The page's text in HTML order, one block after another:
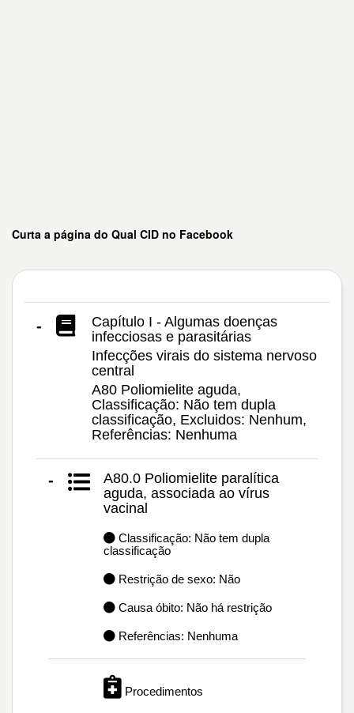
Curta a página do Qual CID no Facebook
-
Capítulo I - Algumas doenças
infecciosas e parasitárias
Infecções virais do sistema nervoso
central
A80 Poliomielite aguda,
Classificação: Não tem dupla
classificação, Excluidos: Nenhum,
Referências: Nenhuma
-
A80.0 Poliomielite paralítica
aguda, associada ao vírus
vacinal
Classificação: Não tem dupla
classificação
Restrição de sexo: Não
Causa óbito: Não há restrição
Referências: Nenhuma
Procedimentos